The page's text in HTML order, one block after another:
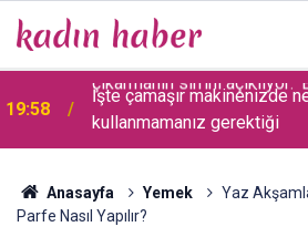
19:58
İşte çamaşır makinenizde
kullanmamanız gerektiği
Anasayfa Yemek
Yaz
Parfe Nasıl Yapılır?